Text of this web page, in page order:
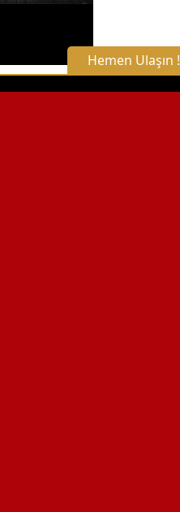
Hemen Ulaşın !
X Kapat